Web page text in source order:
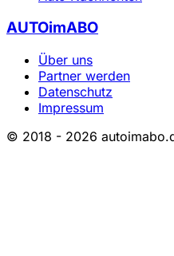
AUTOimABO
Über uns
Partner werden
Datenschutz
Impressum
© 2018 - 2026